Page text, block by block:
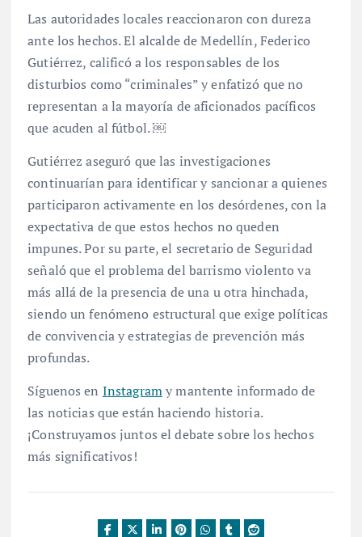
Las autoridades locales reaccionaron con dureza
ante los hechos. El alcalde de Medellín, Federico
Gutiérrez, calificó a los responsables de los
disturbios como “criminales” y enfatizó que no
representan a la mayoría de aficionados pacíficos
que acuden al fútbol. ￼
Gutiérrez aseguró que las investigaciones
continuarían para identificar y sancionar a quienes
participaron activamente en los desórdenes, con la
expectativa de que estos hechos no queden
impunes. Por su parte, el secretario de Seguridad
señaló que el problema del barrismo violento va
más allá de la presencia de una u otra hinchada,
siendo un fenómeno estructural que exige políticas
de convivencia y estrategias de prevención más
profundas.
Síguenos en Instagramy mantente informado de
las noticias que están haciendo historia.
¡Construyamos juntos el debate sobre los hechos
más significativos!